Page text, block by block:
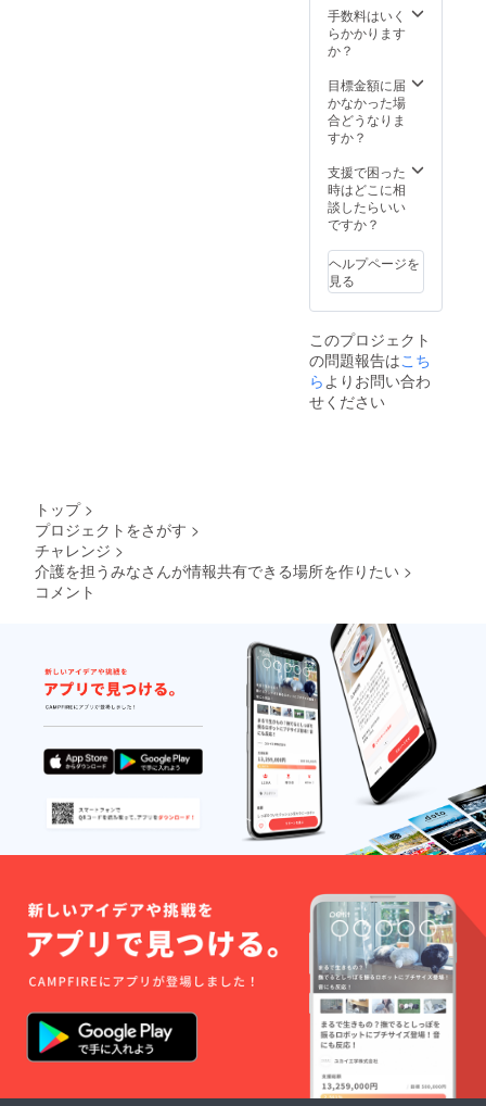
手数料はいく
らかかります
か？
目標金額に届
かなかった場
合どうなりま
すか？
支援で困った
時はどこに相
談したらいい
ですか？
ヘルプページを
見る
このプロジェクト
の問題報告はこち
らよりお問い合わ
せください
トップ >
プロジェクトをさがす >
チャレンジ >
介護を担うみなさんが情報共有できる場所を作りたい >
コメント